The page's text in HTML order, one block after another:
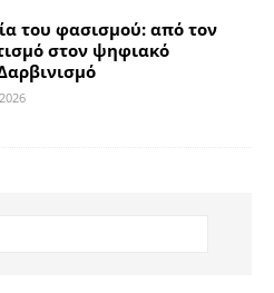
του φασισμού: από τον
στον ψηφιακό